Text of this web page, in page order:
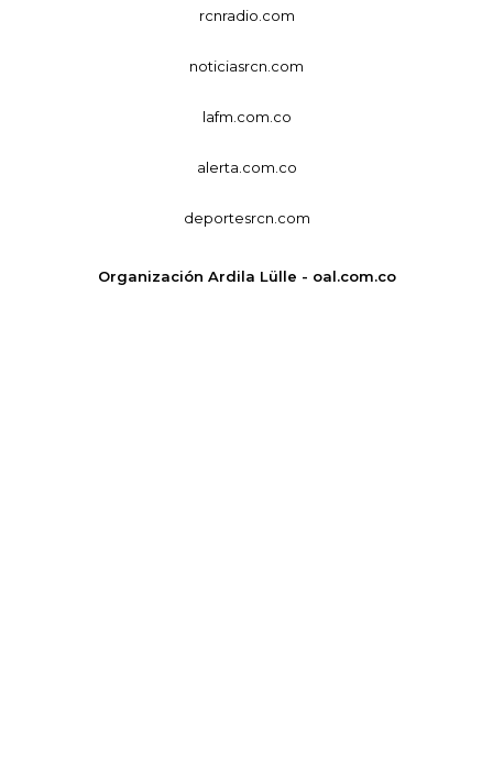
rcnradio.com
noticiasrcn.com
lafm.com.co
alerta.com.co
deportesrcn.com
Organización Ardila Lülle - oal.com.co